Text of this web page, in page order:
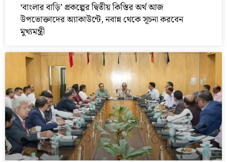
‘বাংলার বাড়ি’ প্রকল্পের দ্বিতীয় কিস্তির অর্থ আজ
উপভোক্তাদের অ্যাকাউন্টে, নবান্ন থেকে সূচনা করবেন
মুখ্যমন্ত্রী